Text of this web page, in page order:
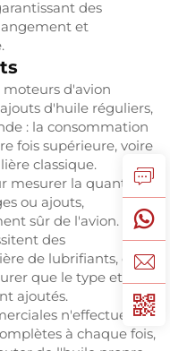
des
et
d'avion
d'huile réguliers,
: la consommation
fois supérieure, voire
classique.
mesurer la quantité
ou ajouts,
sûr de l'avion.
des
de lubrifiants, et les
que le type et la
ajoutés.
n'effectuent
à chaque fois,